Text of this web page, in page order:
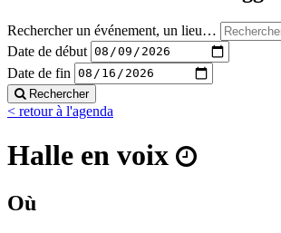
Rechercher un événement, un lieu…
Date de début
Date de fin
Rechercher
< retour à l'agenda
Halle en voix
Où